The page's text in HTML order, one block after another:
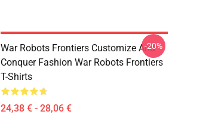
War Robots Frontiers Customize And
Conquer Fashion War Robots Frontiers
T-Shirts
24,38 € - 28,06 €
-20%